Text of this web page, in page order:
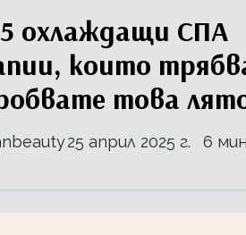
охлаждащи СПА
които
това
25 април 2025 г. 6